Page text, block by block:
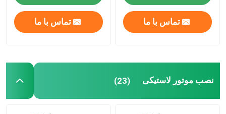
تماس با ما تماس با ما
نصب موتور لاستیکی (23)